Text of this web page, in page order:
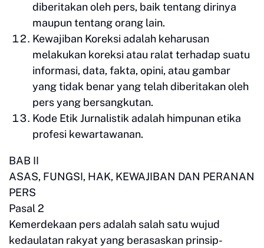
diberitakan oleh pers, baik tentang dirinya
maupun tentang orang lain.
Kewajiban Koreksi adalah keharusan
melakukan koreksi atau ralat terhadap suatu
informasi, data, fakta, opini, atau gambar
yang tidak benar yang telah diberitakan oleh
pers yang bersangkutan.
Kode Etik Jurnalistik adalah himpunan etika
profesi kewartawanan.
BAB II
ASAS, FUNGSI, HAK, KEWAJIBAN DAN PERANAN
PERS
Pasal 2
Kemerdekaan pers adalah salah satu wujud
kedaulatan rakyat yang berasaskan prinsip-